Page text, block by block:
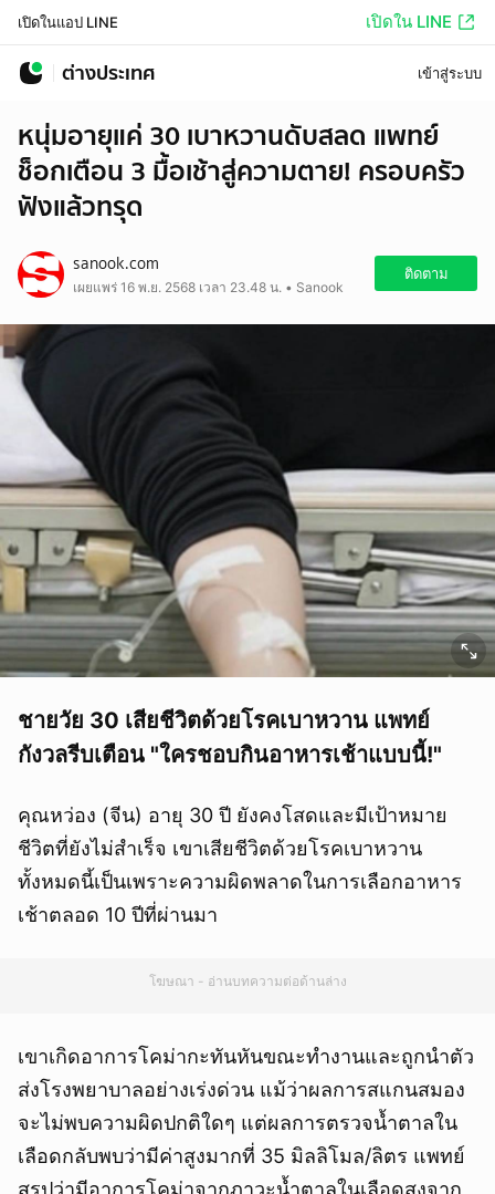
เปิดในแอป LINE เปิดใน LINE
ต่างประเทศ เข้าสู่ระบบ
หนุ่มอายุแค่ 30 เบาหวานดับสลด แพทย์
ช็อกเตือน 3 มื้อเช้าสู่ความตาย! ครอบครัว
ฟังแล้วทรุด
sanook.com
เผยแพร่ 16 พ.ย. 2568 เวลา 23.48 น. • Sanook
ติดตาม
ชายวัย 30 เสียชีวิตด้วยโรคเบาหวาน แพทย์
กังวลรีบเตือน "ใครชอบกินอาหารเช้าแบบนี้!"
คุณหว่อง (จีน) อายุ 30 ปี ยังคงโสดและมีเป้าหมาย
ชีวิตที่ยังไม่สำเร็จ เขาเสียชีวิตด้วยโรคเบาหวาน
ทั้งหมดนี้เป็นเพราะความผิดพลาดในการเลือกอาหาร
เช้าตลอด 10 ปีที่ผ่านมา
โฆษณา - อ่านบทความต่อด้านล่าง
เขาเกิดอาการโคม่ากะทันหันขณะทำงานและถูกนำตัว
ส่งโรงพยาบาลอย่างเร่งด่วน แม้ว่าผลการสแกนสมอง
จะไม่พบความผิดปกติใดๆ แต่ผลการตรวจน้ำตาลใน
เลือดกลับพบว่ามีค่าสูงมากที่ 35 มิลลิโมล/ลิตร แพทย์
สรุปว่ามีอาการโคม่าจากภาวะน้ำตาลในเลือดสูงจาก